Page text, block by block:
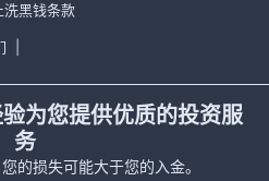
洗黑钱条款
为您提供优质的投资服
务
的损失可能大于您的入金。